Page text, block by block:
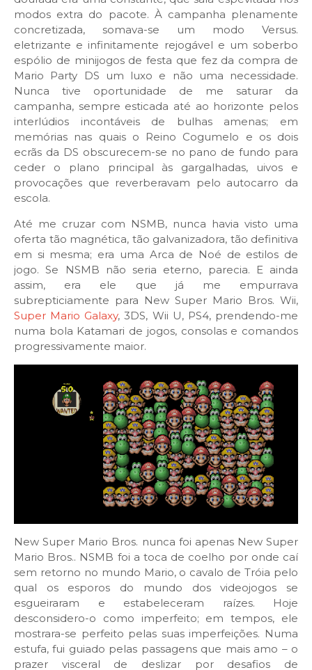
modos extra do pacote. À campanha plenamente
concretizada, somava-se um modo Versus.
eletrizante e infinitamente rejogável e um soberbo
espólio de minijogos de festa que fez da compra de
Mario Party DS um luxo e não uma necessidade.
Nunca tive oportunidade de me saturar da
campanha, sempre esticada até ao horizonte pelos
interlúdios incontáveis de bulhas amenas; em
memórias nas quais o Reino Cogumelo e os dois
ecrãs da DS obscurecem-se no pano de fundo para
ceder o plano principal às gargalhadas, uivos e
provocações que reverberavam pelo autocarro da
escola.
Até me cruzar com NSMB, nunca havia visto uma
oferta tão magnética, tão galvanizadora, tão definitiva
em si mesma; era uma Arca de Noé de estilos de
jogo. Se NSMB não seria eterno, parecia. E ainda
assim, era ele que já me empurrava
subrepticiamente para New Super Mario Bros. Wii,
Super Mario Galaxy, 3DS, Wii U, PS4, prendendo-me
numa bola Katamari de jogos, consolas e comandos
progressivamente maior.
New Super Mario Bros. nunca foi apenas New Super
Mario Bros.. NSMB foi a toca de coelho por onde caí
sem retorno no mundo Mario, o cavalo de Tróia pelo
qual os esporos do mundo dos videojogos se
esgueiraram e estabeleceram raízes. Hoje
desconsidero-o como imperfeito; em tempos, ele
mostrara-se perfeito pelas suas imperfeições. Numa
estufa, fui guiado pelas passagens que mais amo – o
prazer visceral de deslizar por desafios de